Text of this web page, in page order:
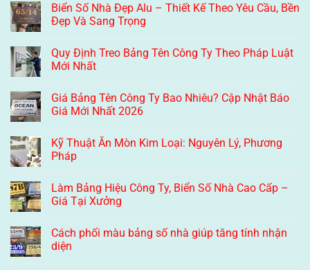
Biển Số Nhà Đẹp Alu – Thiết Kế Theo Yêu Cầu, Bền
Đẹp Và Sang Trọng
Quy Định Treo Bảng Tên Công Ty Theo Pháp Luật
Mới Nhất
Giá Bảng Tên Công Ty Bao Nhiêu? Cập Nhật Báo
Giá Mới Nhất 2026
Kỹ Thuật Ăn Mòn Kim Loại: Nguyên Lý, Phương
Pháp
Làm Bảng Hiệu Công Ty, Biển Số Nhà Cao Cấp –
Giá Tại Xưởng
Cách phối màu bảng số nhà giúp tăng tính nhận
diện